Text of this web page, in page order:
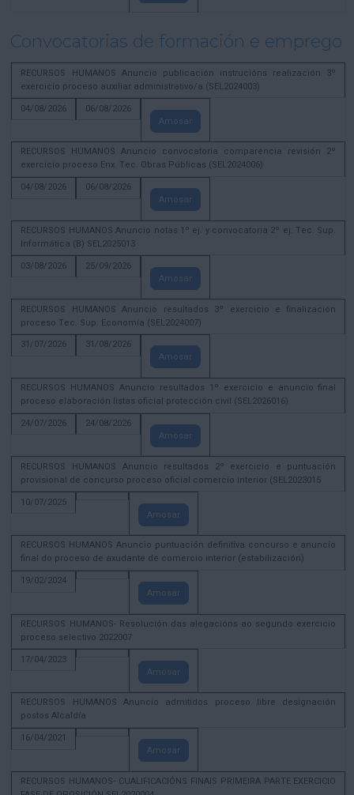
Convocatorias de formación e emprego
RECURSOS HUMANOS Anuncio publicación instrucións realización 3º
exercicio proceso auxiliar administrativo/a (SEL2024003)
04/08/2026
06/08/2026
Amosar
RECURSOS HUMANOS Anuncio convocatoria comparencia revisión 2º
exercicio proceso Enx. Tec. Obras Públicas (SEL2024006)
04/08/2026
06/08/2026
Amosar
RECURSOS HUMANOS Anuncio notas 1º ej. y convocatoria 2º ej. Tec. Sup.
Informática (B) SEL2025013
03/08/2026
25/09/2026
Amosar
RECURSOS HUMANOS Anuncio resultados 3º exercicio e finalización
proceso Tec. Sup. Economía (SEL2024007)
31/07/2026
31/08/2026
Amosar
RECURSOS HUMANOS Anuncio resultados 1º exercicio e anuncio final
proceso elaboración listas oficial protección civil (SEL2026016)
24/07/2026
24/08/2026
Amosar
RECURSOS HUMANOS Anuncio resultados 2º exercicio e puntuación
provisional de concurso proceso oficial comercio interior (SEL2023015
10/07/2025
Amosar
RECURSOS HUMANOS Anuncio puntuación definitiva concurso e anuncio
final do proceso de axudante de comercio interior (estabilización)
19/02/2024
Amosar
RECURSOS HUMANOS- Resolución das alegacións ao segundo exercicio
proceso selectivo 2022007
17/04/2023
Amosar
RECURSOS HUMANOS Anuncio admitidos proceso libre designación
postos Alcaldía
16/04/2021
Amosar
RECURSOS HUMANOS- CUALIFICACIÓNS FINAIS PRIMEIRA PARTE EXERCICIO